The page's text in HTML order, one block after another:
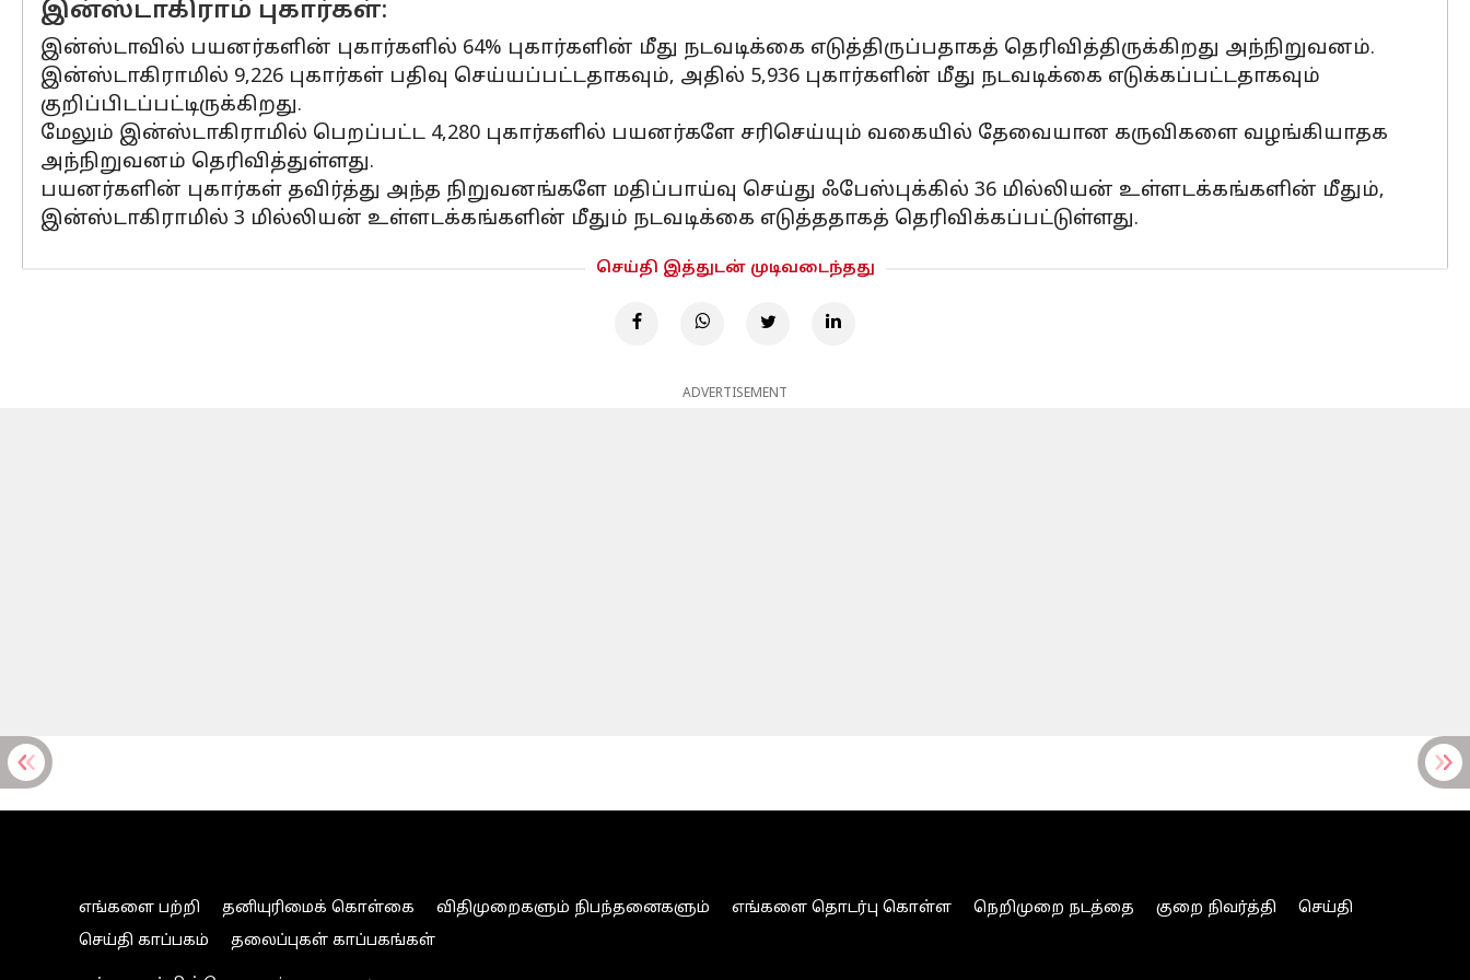
இன்ஸ்டாகிராம் புகார்கள்:
இன்ஸ்டாவில் பயனர்களின் புகார்களில் 64% புகார்களின் மீது நடவடிக்கை எடுத்திருப்பதாகத் தெரிவித்திருக்கிறது அந்நிறுவனம்.
இன்ஸ்டாகிராமில் 9,226 புகார்கள் பதிவு செய்யப்பட்டதாகவும், அதில் 5,936 புகார்களின் மீது நடவடிக்கை எடுக்கப்பட்டதாகவும்
குறிப்பிடப்பட்டிருக்கிறது.
மேலும் இன்ஸ்டாகிராமில் பெறப்பட்ட 4,280 புகார்களில் பயனர்களே சரிசெய்யும் வகையில் தேவையான கருவிகளை வழங்கியாதக
அந்நிறுவனம் தெரிவித்துள்ளது.
பயனர்களின் புகார்கள் தவிர்த்து அந்த நிறுவனங்களே மதிப்பாய்வு செய்து ஃபேஸ்புக்கில் 36 மில்லியன் உள்ளடக்கங்களின் மீதும்,
இன்ஸ்டாகிராமில் 3 மில்லியன் உள்ளடக்கங்களின் மீதும் நடவடிக்கை எடுத்ததாகத் தெரிவிக்கப்பட்டுள்ளது.
செய்தி இத்துடன் முடிவடைந்தது
ADVERTISEMENT
எங்களை பற்றி தனியுரிமைக் கொள்கை விதிமுறைகளும் நிபந்தனைகளும் எங்களை தொடர்பு கொள்ள நெறிமுறை நடத்தை குறை நிவர்த்தி
செய்தி
செய்தி காப்பகம்
தலைப்புகள் காப்பகங்கள்